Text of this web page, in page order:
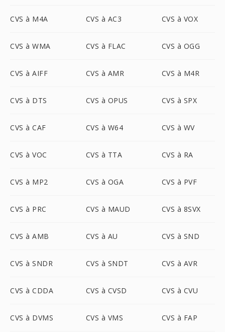
CVS à M4A CVS à AC3 CVS à VOX
CVS à WMA CVS à FLAC CVS à OGG
CVS à AIFF CVS à AMR CVS à M4R
CVS à DTS CVS à OPUS CVS à SPX
CVS à CAF CVS à W64 CVS à WV
CVS à VOC CVS à TTA CVS à RA
CVS à MP2 CVS à OGA CVS à PVF
CVS à PRC CVS à MAUD CVS à 8SVX
CVS à AMB CVS à AU CVS à SND
CVS à SNDR CVS à SNDT CVS à AVR
CVS à CDDA CVS à CVSD CVS à CVU
CVS à DVMS CVS à VMS CVS à FAP